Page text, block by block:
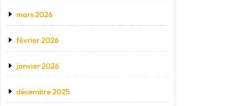
mars 2026
février 2026
janvier 2026
décembre 2025